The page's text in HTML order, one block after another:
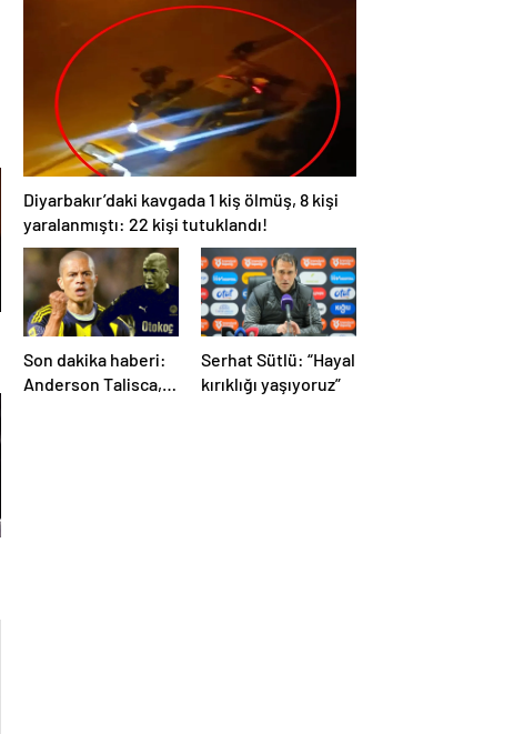
Diyarbakır’daki kavgada 1 kiş ölmüş, 8 kişi
yaralanmıştı: 22 kişi tutuklandı!
Son dakika haberi:
Anderson Talisca,
Serhat Sütlü: “Hayal
kırıklığı yaşıyoruz”